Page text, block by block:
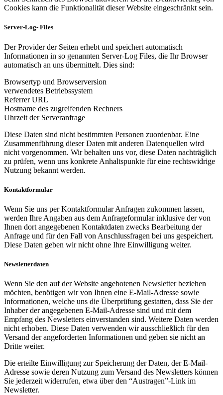
Cookies kann die Funktionalität dieser Website eingeschränkt sein.
Server-Log- Files
Der Provider der Seiten erhebt und speichert automatisch
Informationen in so genannten Server-Log Files, die Ihr Browser
automatisch an uns übermittelt. Dies sind:
Browsertyp und Browserversion
verwendetes Betriebssystem
Referrer URL
Hostname des zugreifenden Rechners
Uhrzeit der Serveranfrage
Diese Daten sind nicht bestimmten Personen zuordenbar. Eine
Zusammenführung dieser Daten mit anderen Datenquellen wird
nicht vorgenommen. Wir behalten uns vor, diese Daten nachträglich
zu prüfen, wenn uns konkrete Anhaltspunkte für eine rechtswidrige
Nutzung bekannt werden.
Kontaktformular
Wenn Sie uns per Kontaktformular Anfragen zukommen lassen,
werden Ihre Angaben aus dem Anfrageformular inklusive der von
Ihnen dort angegebenen Kontaktdaten zwecks Bearbeitung der
Anfrage und für den Fall von Anschlussfragen bei uns gespeichert.
Diese Daten geben wir nicht ohne Ihre Einwilligung weiter.
Newsletterdaten
Wenn Sie den auf der Website angebotenen Newsletter beziehen
möchten, benötigen wir von Ihnen eine E-Mail-Adresse sowie
Informationen, welche uns die Überprüfung gestatten, dass Sie der
Inhaber der angegebenen E-Mail-Adresse sind und mit dem
Empfang des Newsletters einverstanden sind. Weitere Daten werden
nicht erhoben. Diese Daten verwenden wir ausschließlich für den
Versand der angeforderten Informationen und geben sie nicht an
Dritte weiter.
Die erteilte Einwilligung zur Speicherung der Daten, der E-Mail-
Adresse sowie deren Nutzung zum Versand des Newsletters können
Sie jederzeit widerrufen, etwa über den “Austragen”-Link im
Newsletter.